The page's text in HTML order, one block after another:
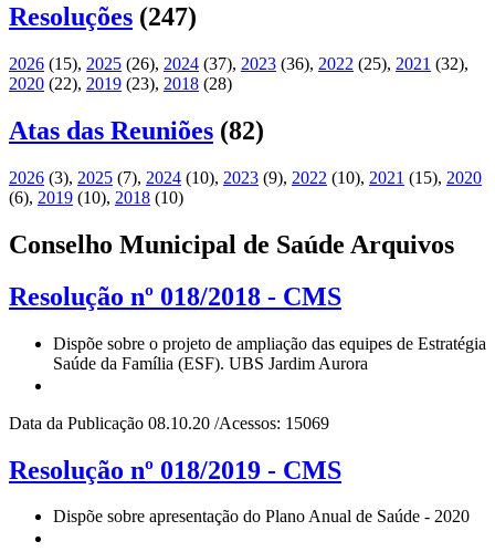
Resoluções (247)
2026 (15), 2025 (26), 2024 (37), 2023 (36), 2022 (25), 2021 (32),
2020 (22), 2019 (23), 2018 (28)
Atas das Reuniões (82)
2026 (3), 2025 (7), 2024 (10), 2023 (9), 2022 (10), 2021 (15), 2020
(6), 2019 (10), 2018 (10)
Conselho Municipal de Saúde Arquivos
Resolução nº 018/2018 - CMS
Dispõe sobre o projeto de ampliação das equipes de Estratégia
Saúde da Família (ESF). UBS Jardim Aurora
Data da Publicação 08.10.20 /Acessos: 15069
Resolução nº 018/2019 - CMS
Dispõe sobre apresentação do Plano Anual de Saúde - 2020